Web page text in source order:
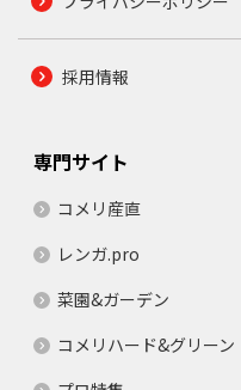
採用情報
専門サイト
コメリ産直
レンガ.pro
菜園&ガーデン
コメリハード&グリーン